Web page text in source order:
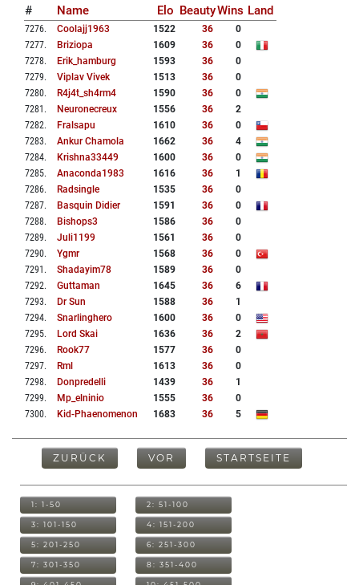
# Name Elo BeautyWins Land
7276. Coolajj1963 1522 36
0
7277. Briziopa 1609 36
0
7278. Erik_hamburg 1593 36
0
7279. Viplav Vivek 1513 36
0
7280. R4j4t_sh4rm4 1590 36
0
7281 . Neuronecreux 1556 36
2
7282. Fralsapu 1610 36
0
7283. Ankur Chamola 1662 36
4
7284. Krishna33449 1600 36
0
7285. Anaconda1983 1616 36
1
7286. Radsingle 1535 36
0
7287. Basquin Didier 1591 36
0
7288. Bishops3 1586 36
0
7289. Juli1199 1561 36
0
7290. Ygmr 1568 36
0
7291 . Shadayim78 1589 36
0
7292. Guttaman 1645 36
6
7293. Dr Sun 1588 36
1
7294. Snarlinghero 1600 36
0
7295. Lord Skai 1636 36
2
7296. Rook77 1577 36
0
7297. Rml 1613 36
0
7298. Donpredelli 1439 36
1
7299. Mp_elninio 1555 36
0
7300. Kid-Phaenomenon 1683 36 5
ZURÜCK VOR STARTSEITE
1: 1-50 2: 51-100
3: 101-150 4: 151-200
5: 201-250 6: 251-300
7: 301-350 8: 351-400